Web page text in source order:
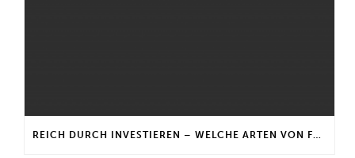
REICH DURCH INVESTIEREN – WELCHE ARTEN VON FONDS GIBT ES?